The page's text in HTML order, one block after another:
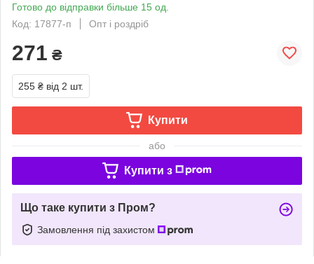
Готово до відправки більше 15 од.
Код: 17877-п
Опт і роздріб
271 ₴
255 ₴ від 2 шт.
Купити
або
Купити з
Що таке купити з Пром?
Замовлення під захистом